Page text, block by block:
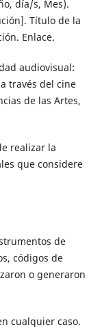
día/s, Mes).
Título de la
Enlace.
audiovisual:
través del cine
de las Artes,
realizar la
que considere
de
códigos de
o generaron
cualquier caso.